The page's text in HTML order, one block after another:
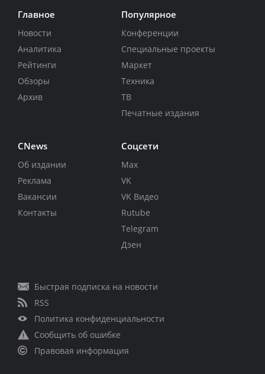
Главное
Новости
Аналитика
Рейтинги
Обзоры
Архив
Популярное
Конференции
Специальные проекты
Маркет
Техника
ТВ
Печатные издания
CNews
Об издании
Реклама
Вакансии
Контакты
Соцсети
Max
VK
VK Видео
Rutube
Telegram
Дзен
Быстрая подписка на новости
RSS
Политика конфиденциальности
Сообщить об ошибке
Правовая информация